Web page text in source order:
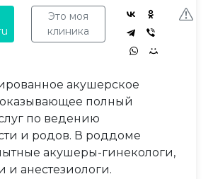
Это моя
клиника
акушерское
полный
по ведению
и родов. В роддоме
акушеры-гинекологи,
и анестезиологи.